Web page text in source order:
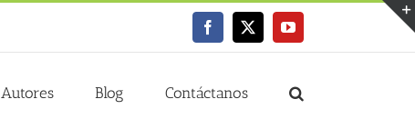
Facebook
X YouTube
Autores Blog Contáctanos